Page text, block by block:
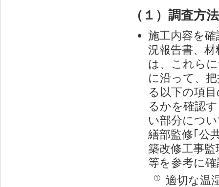
（１）調査方法
施工内容を
況報告書、
は、これら
に沿って、
る以下の項
るかを確認
い部分につ
繕部監修｢公
築改修工事
等を参考に
①
適切な温